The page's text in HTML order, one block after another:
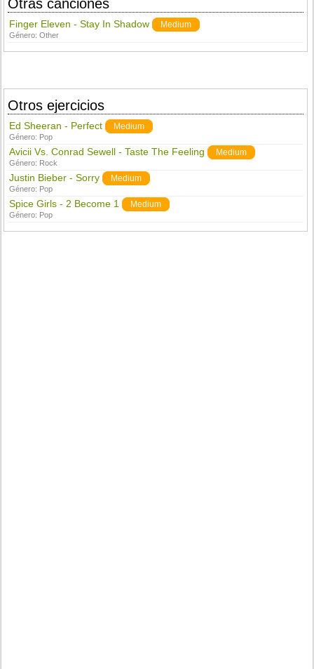
Otras canciones
Finger Eleven - Stay In Shadow Medium
Género:Other
Otros ejercicios
Ed Sheeran - Perfect Medium
Género: Pop
Avicii Vs. Conrad Sewell - Taste The Feeling Medium
Género: Rock
Justin Bieber - Sorry Medium
Género: Pop
Spice Girls - 2 Become 1 Medium
Género: Pop